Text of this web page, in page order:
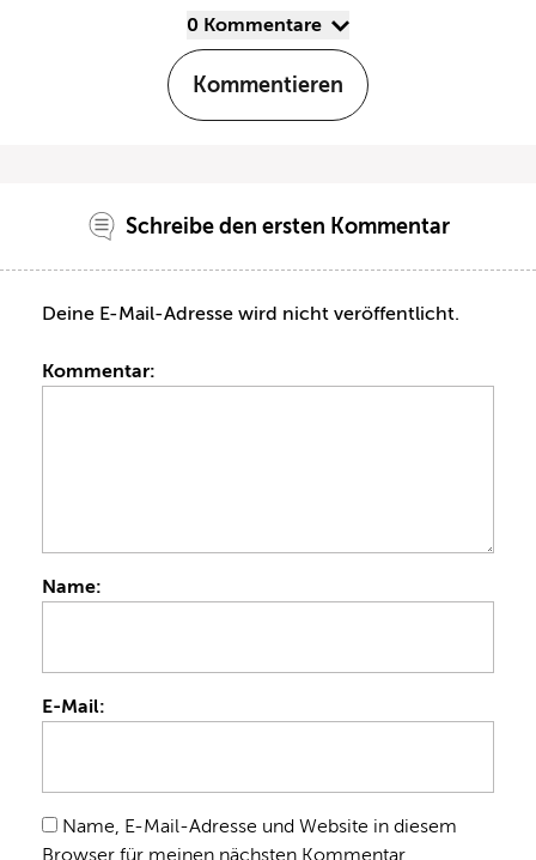
0 Kommentare
Kommentieren
Schreibe den ersten Kommentar
Deine E-Mail-Adresse wird nicht veröffentlicht.
Kommentar:
Name:
E-Mail:
Name, E-Mail-Adresse und Website in diesem
Browser für meinen nächsten Kommentar